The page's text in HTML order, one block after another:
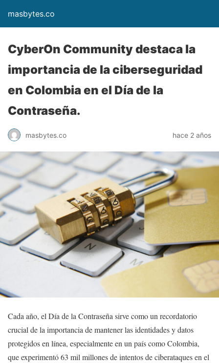
masbytes.co
CyberOn Community destaca la
importancia de la ciberseguridad
en Colombia en el Día de la
Contraseña.
masbytes.co hace 2 años
Cada año, el Día de la Contraseña sirve como un recordatorio
crucial de la importancia de mantener las identidades y datos
protegidos en línea, especialmente en un país como Colombia,
que experimentó 63 mil millones de intentos de ciberataques en el